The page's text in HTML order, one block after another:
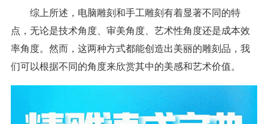
综上所述，电脑雕刻和手工雕刻有着显著不同的特
点，无论是技术角度、审美角度、艺术性角度还是成本效
率角度。然而，这两种方式都能创造出美丽的雕刻品，我
们可以根据不同的角度来欣赏其中的美感和艺术价值。